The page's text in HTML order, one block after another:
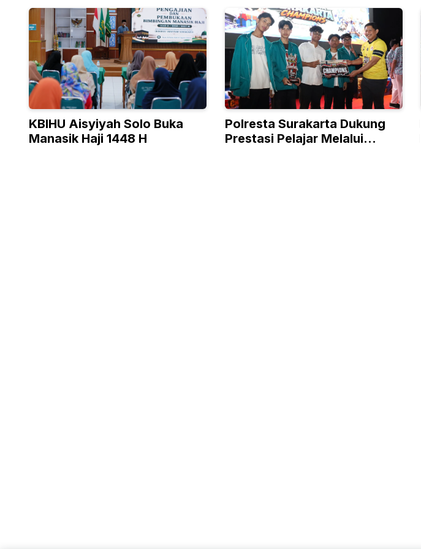
KBIHU Aisyiyah Solo Buka
Manasik Haji 1448 H
Polresta Surakarta Dukung
Prestasi Pelajar Melalui